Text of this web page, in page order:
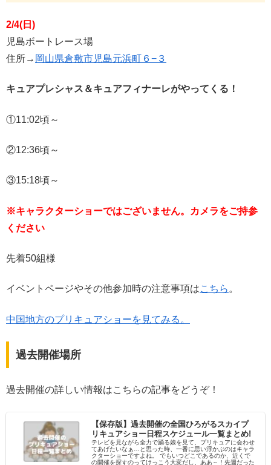
2/4(日)
児島ボートレース場
住所→ 岡山県倉敷市児島元浜町６−３
キュアプレシャス＆キュアフィナーレがやってくる！
①11:02頃～
②12:36頃～
③15:18頃～
※キャラクターショーではございません。カメラをご持参
ください
先着50組様
イベントページやその他参加時の注意事項はこちら。
中国地方のプリキュアショーを見てみる。
過去開催場所
過去開催の詳しい情報はこちらの記事をどうぞ！
【保存版】過去開催の全国ひろがるスカイプ
リキュアショー日程スケジュール一覧まとめ!
テレビを見ながら全力で踊る娘を見て、プリキュアに会わせ
てあげたいなぁ…と思った時、一番に思い浮かぶのはキャラ
クターショーですよね。 でもいつどこであるのか、近くで
の開催を探すのってけっこう大変だし、ああ～！先週だった